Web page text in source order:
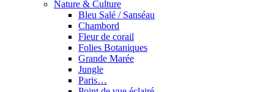
Nature & Culture
Bleu Salé / Sanséau
Chambord
Fleur de corail
Folies Botaniques
Grande Marée
Jungle
Paris…